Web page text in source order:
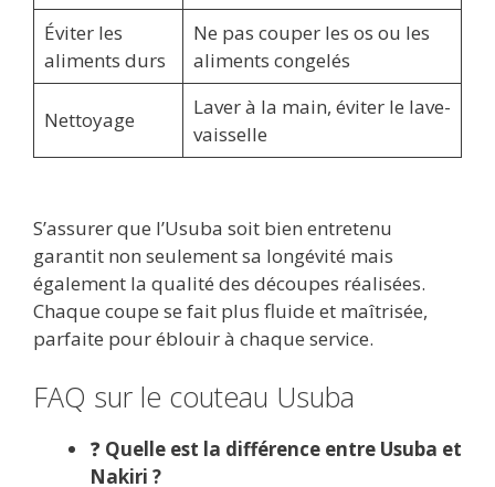
Éviter les
aliments durs
Ne pas couper les os ou les
aliments congelés
Nettoyage
Laver à la main, éviter le lave-
vaisselle
S’assurer que l’Usuba soit bien entretenu
garantit non seulement sa longévité mais
également la qualité des découpes réalisées.
Chaque coupe se fait plus fluide et maîtrisée,
parfaite pour éblouir à chaque service.
FAQ sur le couteau Usuba
❓ Quelle est la différence entre Usuba et
Nakiri ?